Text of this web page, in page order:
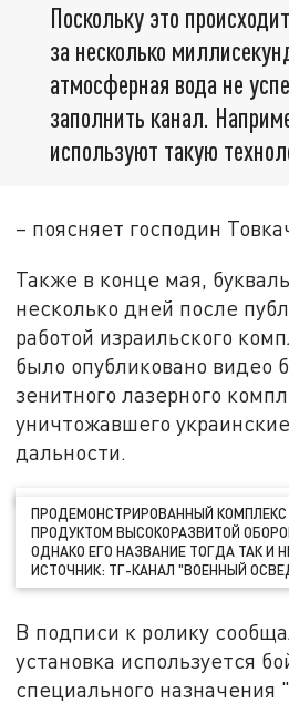
Поскольку это
за несколько
атмосферная вода не
заполнить канал.
используют такую
– поясняет господин
Также в конце мая,
несколько дней после
работой израильского
было опубликовано видео
зенитного лазерного
уничтожавшего
дальности.
ПРОДЕМОНСТРИРОВАННЫЙ КОМПЛЕКС
ПРОДУКТОМ ВЫСОКОРАЗВИТОЙ
ОДНАКО ЕГО НАЗВАНИЕ ТОГДА ТАК И
ИСТОЧНИК: ТГ-КАНАЛ "ВОЕННЫЙ
В подписи к ролику
установка используется
специального назначения